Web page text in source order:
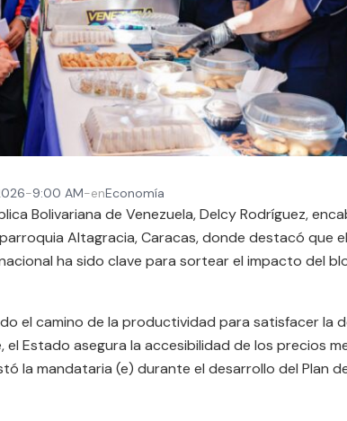
-9:00 AM-enEconomía
Bolivariana de Venezuela, Delcy Rodríguez,
Altagracia, Caracas, donde destacó que
ha sido clave para sortear el impacto del
el camino de la productividad para satisfacer la
el Estado asegura la accesibilidad de los precios
la mandataria (e) durante el desarrollo del Plan